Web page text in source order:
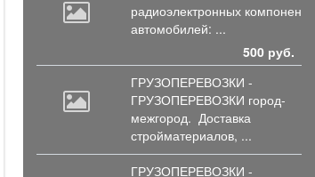
радиоэлектронных
автомобилей: ...
500 руб.
ГРУЗОПЕРЕВОЗКИ -
ГРУЗОПЕРЕВОЗКИ город-
межгород. Доставка
стройматериалов, ...
ГРУЗОПЕРЕВОЗКИ -